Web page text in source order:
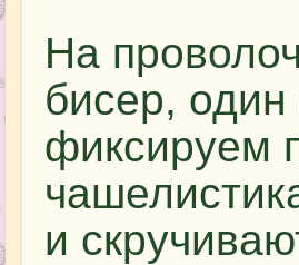
На
бисер, один
фиксируем
и